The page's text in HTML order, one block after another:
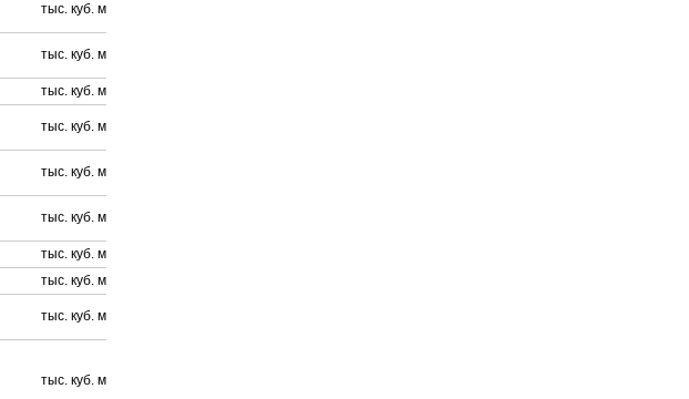
тыс. куб. м
тыс. куб. м
тыс. куб. м
тыс. куб. м
тыс. куб. м
тыс. куб. м
тыс. куб. м
тыс. куб. м
тыс. куб. м
тыс. куб. м